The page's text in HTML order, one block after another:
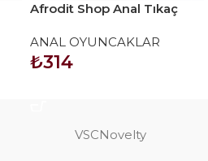
Afrodit Shop Anal Tıkaç
70*135MM 39 GR
ANAL OYUNCAKLAR
₺314
VSCNovelty